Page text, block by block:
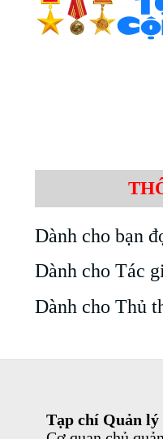
Dành cho bạn
Dành cho Tác
Dành cho Thủ
Tạp chí Quản lý